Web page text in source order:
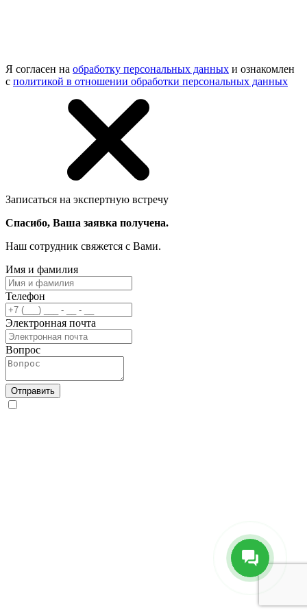
Я согласен на обработку персональных данных и ознакомлен
с политикой в отношении обработки персональных данных
Записаться на экспертную встречу
Спасибо, Ваша заявка получена.
Наш сотрудник свяжется с Вами.
Имя и фамилия
Телефон
Электронная почта
Вопрос
Отправить